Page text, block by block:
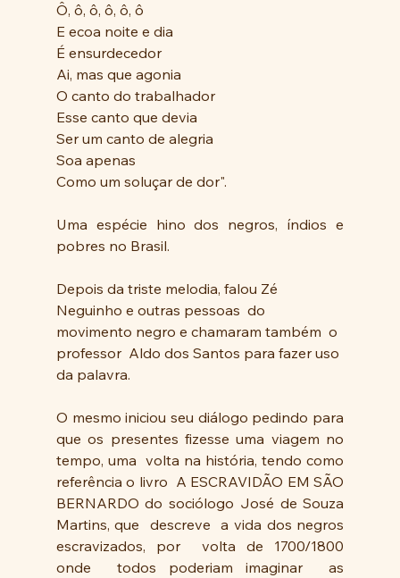
Ô, ô, ô, ô, ô, ô
E ecoa noite e dia
É ensurdecedor
Ai, mas que agonia
O canto do trabalhador
Esse canto que devia
Ser um canto de alegria
Soa apenas
Como um soluçar de dor".
Uma espécie hino dos negros, índios e
pobres no Brasil.
Depois da triste melodia, falou Zé
Neguinho e outras pessoas  do
movimento negro e chamaram também  o
professor  Aldo dos Santos para fazer uso
da palavra.
O mesmo iniciou seu diálogo pedindo para
que os presentes fizesse uma viagem no
tempo, uma  volta na história, tendo como
referência o livro  A ESCRAVIDÃO EM SÃO
BERNARDO do sociólogo José de Souza
Martins, que  descreve  a vida dos negros
escravizados, por  volta de 1700/1800
onde  todos poderiam imaginar  as